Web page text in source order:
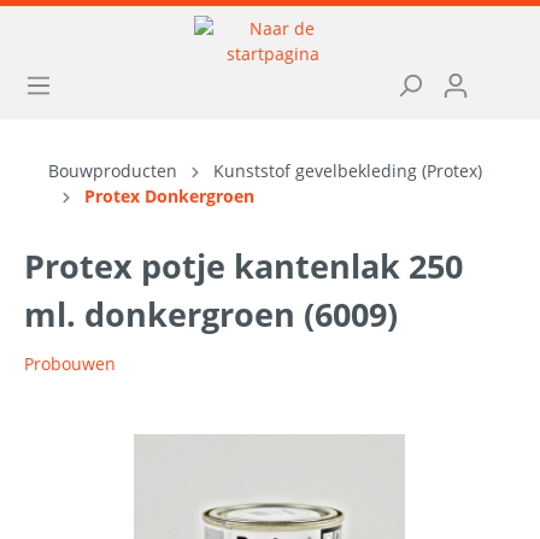
Bouwproducten
Kunststof gevelbekleding (Protex)
Protex Donkergroen
Protex potje kantenlak 250
ml. donkergroen (6009)
Probouwen